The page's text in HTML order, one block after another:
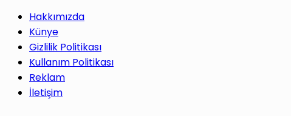
Hakkımızda
Künye
Gizlilik Politikası
Kullanım Politikası
Reklam
İletişim